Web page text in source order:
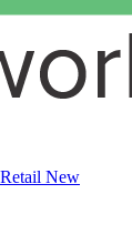
New